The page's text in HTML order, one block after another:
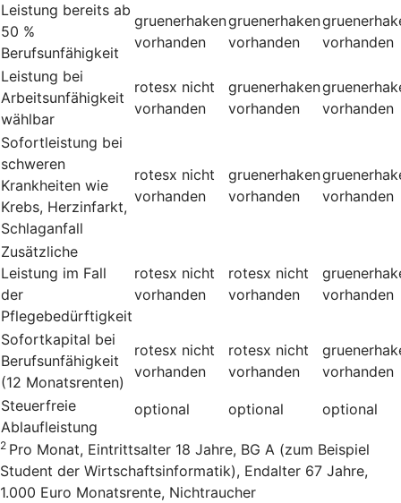
Leistung bereits ab
50 %
Berufsunfähigkeit
gruenerhaken
vorhanden
gruenerhaken
vorhanden
vorhanden
Leistung bei
Arbeitsunfähigkeit
wählbar
rotesx nicht
vorhanden
gruenerhaken
vorhanden
vorhanden
Sofortleistung bei
schweren
Krankheiten wie
Krebs, Herzinfarkt,
Schlaganfall
rotesx nicht
vorhanden
gruenerhaken
vorhanden
vorhanden
Zusätzliche
Leistung im Fall
der
Pflegebedürftigkeit
rotesx nicht
vorhanden
rotesx nicht
vorhanden
vorhanden
Sofortkapital bei
Berufsunfähigkeit
(12 Monatsrenten)
rotesx nicht
vorhanden
rotesx nicht
vorhanden
vorhanden
Steuerfreie
Ablaufleistung
optional optional optional
2 Pro Monat, Eintrittsalter 18 Jahre, BG A (zum Beispiel
Student der Wirtschaftsinformatik), Endalter 67 Jahre,
1.000 Euro Monatsrente, Nichtraucher